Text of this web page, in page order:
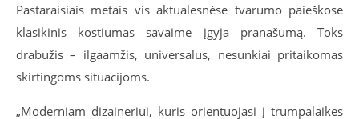
Pastaraisiais metais vis aktualesnėse tvarumo paieškose
klasikinis kostiumas savaime įgyja pranašumą. Toks
drabužis – ilgaamžis, universalus, nesunkiai pritaikomas
skirtingoms situacijoms.
„Moderniam dizaineriui, kuris orientuojasi į trumpalaikes